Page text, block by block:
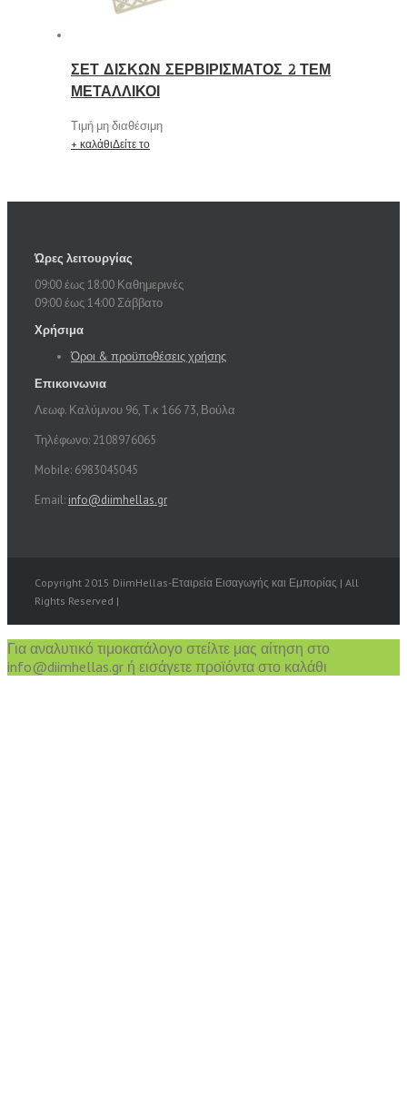
ΣΕΤ ΔΙΣΚΩΝ ΣΕΡΒΙΡΙΣΜΑΤΟΣ 2 ΤΕΜ
ΜΕΤΑΛΛΙΚΟΙ
Τιμή μη διαθέσιμη
+ καλάθιΔείτε το
Ώρες λειτουργίας
09:00 έως 18:00 Καθημερινές
09:00 έως 14:00 Σάββατο
Χρήσιμα
Όροι & προϋποθέσεις χρήσης
Επικοινωνια
Λεωφ. Καλύμνου 96, Τ.κ 166 73, Βούλα
Τηλέφωνο: 2108976065
Mobile: 6983045045
Email: info@diimhellas.gr
Copyright 2015 DiimHellas-Εταιρεία Εισαγωγής και Εμπορίας | All
Rights Reserved |
Για αναλυτικό τιμοκατάλογο στείλτε μας αίτηση στο
info@diimhellas.gr ή εισάγετε προϊόντα στο καλάθι